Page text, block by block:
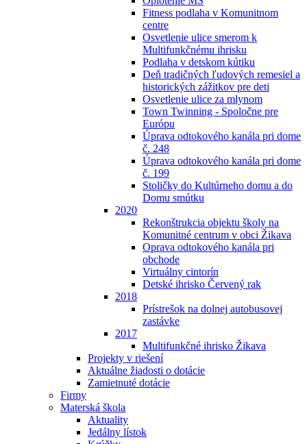
Fitness podlaha v Komunitnom
centre
Osvetlenie ulice smerom k
Multifunkčnému ihrisku
Podlaha v detskom kútiku
Deň tradičných ľudových remesiel a
historických zážitkov pre deti
Osvetlenie ulice za mlynom
Town Twinning - Spoločne pre
Európu
Úprava odtokového kanála pri dome
č. 248
Úprava odtokového kanála pri dome
č. 199
Stoličky do Kultúrneho domu a do
Domu smútku
2020
Rekonštrukcia objektu školy na
Komunitné centrum v obci Žikava
Oprava odtokového kanála pri
obchode
Virtuálny cintorín
Detské ihrisko Červený rak
2018
Prístrešok na dolnej autobusovej
zastávke
2017
Multifunkčné ihrisko Žikava
Projekty v riešení
Aktuálne žiadosti o dotácie
Zamietnuté dotácie
Firmy
Materská škola
Aktuality
Jedálny lístok